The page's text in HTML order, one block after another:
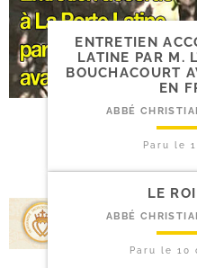
ENTRETIEN
LATINE PAR M.
BOUCHACOURT
EN
ABBÉ
Paru le
LE
ABBÉ
Paru le10